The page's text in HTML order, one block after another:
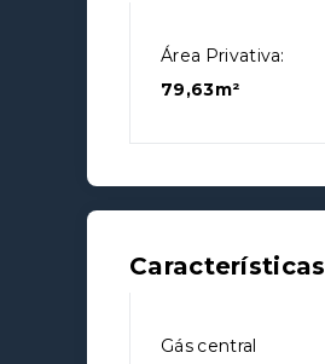
Área Privativa:
79,63m²
Características
Gás central